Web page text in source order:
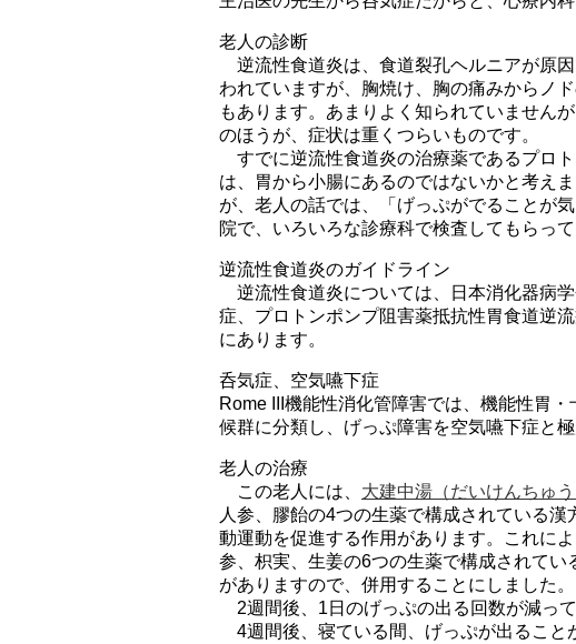
老人の診断
逆流性食道炎は、食道裂孔ヘルニアが原
われていますが、胸焼け、胸の痛みからノ
もあります。あまりよく知られていません
のほうが、症状は重くつらいものです。
すでに逆流性食道炎の治療薬であるプロ
は、胃から小腸にあるのではないかと考え
が、老人の話では、「げっぷがでることが
院で、いろいろな診療科で検査してもらっ
逆流性食道炎のガイドライン
逆流性食道炎については、日本消化器病
症、プロトンポンプ阻害薬抵抗性胃食道逆
にあります。
呑気症、空気嚥下症
Rome III機能性消化管障害では、機能性胃
候群に分類し、げっぷ障害を空気嚥下症と
老人の治療
この老人には、 大建中湯（だいけんちゅう
人参、膠飴の4つの生薬で構成されている
動運動を促進する作用があります。これに
参、枳実、生姜の6つの生薬で構成されて
がありますので、併用することにしました。
2週間後、1日のげっぷの出る回数が減っ
4週間後、寝ている間、げっぷが出ること